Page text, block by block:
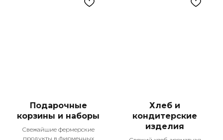
Подарочные
корзины и наборы
Свежайшие фермерские
продукты в фирменных
Хлеб и
кондитерские
изделия
Колбасы и сосиски
Каталог